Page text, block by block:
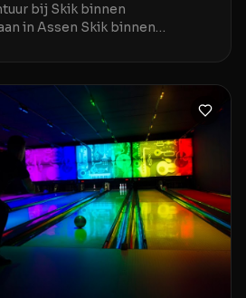
bij Skik binnen
in Assen Skik binnen